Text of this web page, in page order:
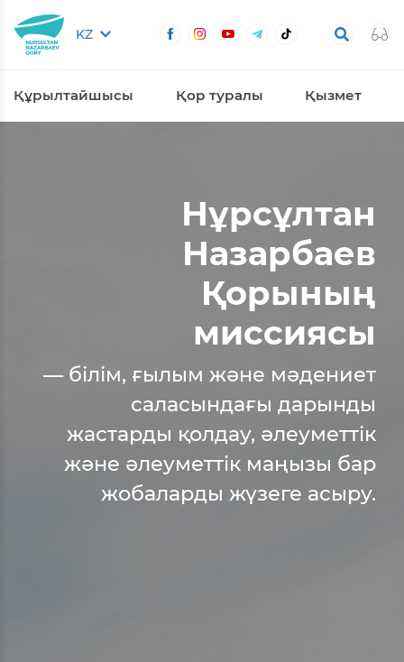
KZ
Құрылтайшысы Қор туралы Қызмет
Нұрсұлтан
Назарбаев
Қорының
миссиясы
— білім, ғылым және мәдениет
саласындағы дарынды
жастарды қолдау, әлеуметтік
және әлеуметтік маңызы бар
жобаларды жүзеге асыру.